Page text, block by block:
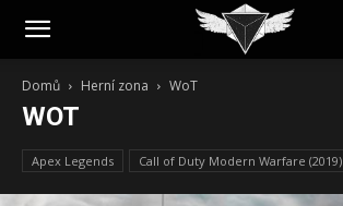
Domů Herní zona WoT
WOT
Apex Legends Call of Duty Modern Warfare (2019)